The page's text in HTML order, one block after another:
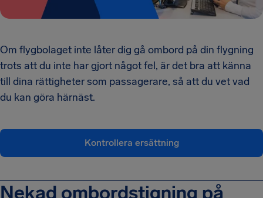
Om flygbolaget inte låter dig gå ombord på din flygning
trots att du inte har gjort något fel, är det bra att känna
till dina rättigheter som passagerare, så att du vet vad
du kan göra härnäst.
Kontrollera ersättning
Nekad ombordstigning på